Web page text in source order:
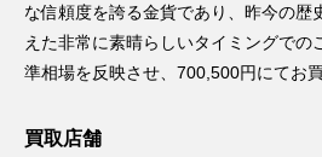
な信頼度を誇る金貨であり、昨今の歴
えた非常に素晴らしいタイミングでの
準相場を反映させ、700,500円にてお
買取店舗